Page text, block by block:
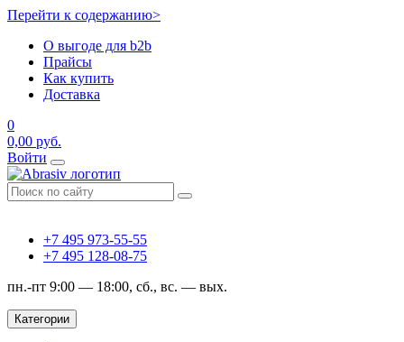
Перейти к содержанию>
О выгоде для b2b
Прайсы
Как купить
Доставка
0
0,00 руб.
Войти
+7 495 973-55-55
+7 495 128-08-75
пн.-пт 9:00 — 18:00, сб., вс. — вых.
Категории